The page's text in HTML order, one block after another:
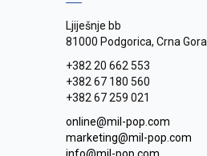
Ljiješnje bb
81000 Podgorica, Crna Gora
+382 20 662 553
+382 67 180 560
+382 67 259 021
online@mil-pop.com
marketing@mil-pop.com